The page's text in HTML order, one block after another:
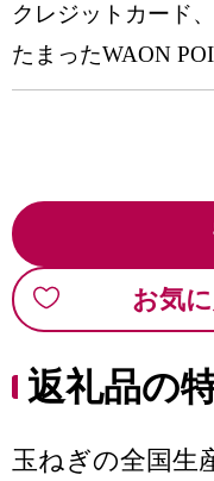
クレジットカード
たまったWAON
お気
返礼品の
玉ねぎの全国生